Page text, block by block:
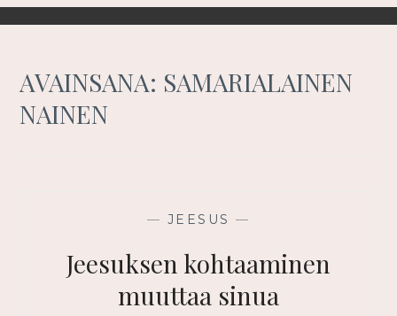
AVAINSANA: SAMARIALAINEN
NAINEN
— JEESUS —
Jeesuksen kohtaaminen
muuttaa sinua